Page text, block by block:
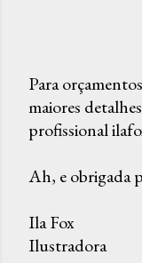
P
o
t
r
u
Para
maiores
profissional
Ah, e obrigada
Ila Fox
Ilustradora